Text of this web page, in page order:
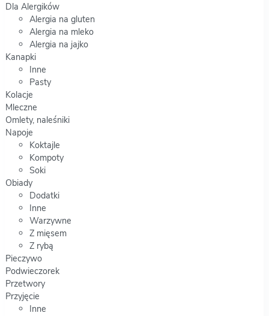
Dla Alergików
Alergia na gluten
Alergia na mleko
Alergia na jajko
Kanapki
Inne
Pasty
Kolacje
Mleczne
Omlety, naleśniki
Napoje
Koktajle
Kompoty
Soki
Obiady
Dodatki
Inne
Warzywne
Z mięsem
Z rybą
Pieczywo
Podwieczorek
Przetwory
Przyjęcie
Inne